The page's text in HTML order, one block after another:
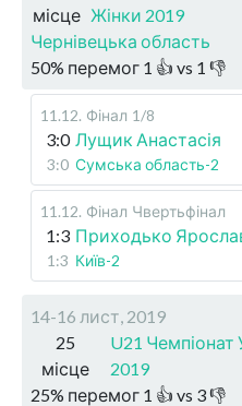
місце Жінки 2019
Чернівецька область
50% перемог 1 👍 vs 1 👎
11.12. Фінал 1/8
3:0 Лущик Анастасія
3:0 Сумська область-2
11.12. Фінал Чвертьфінал
1:3 Приходько
1:3 Київ-2
14-16 лист, 2019
25
місце
U21 Чемпіонат
2019
25% перемог 1 👍 vs 3👎